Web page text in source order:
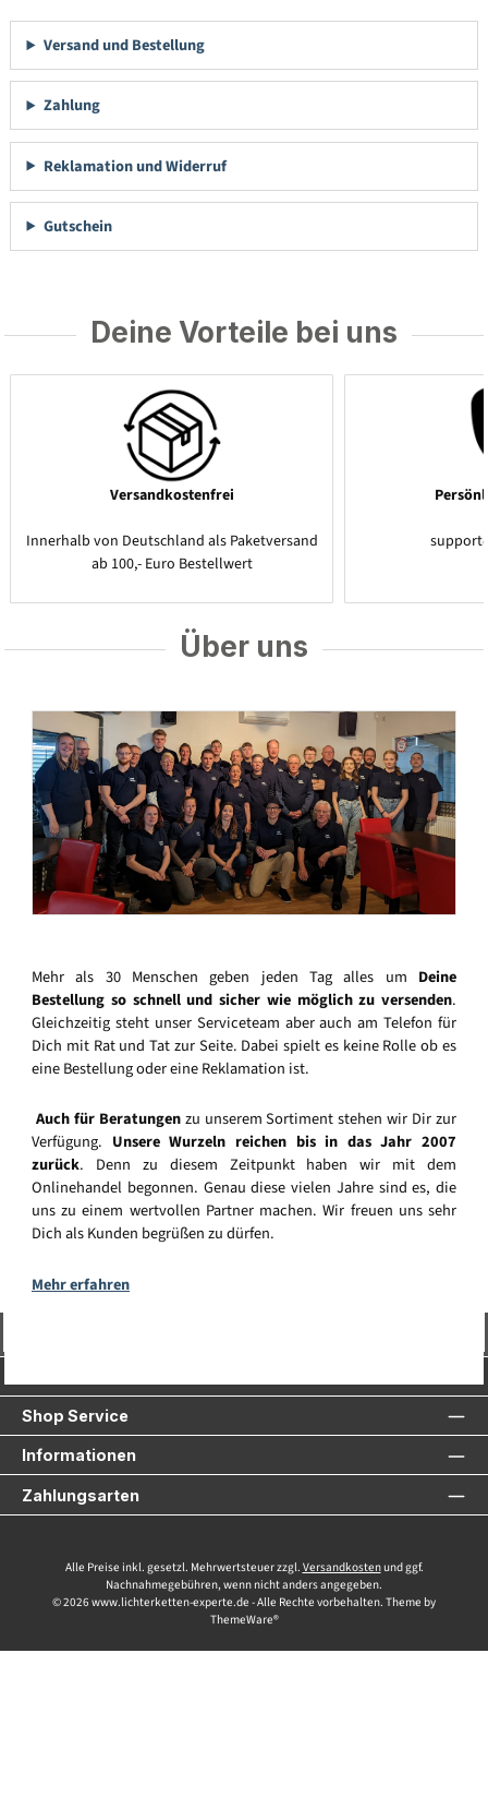
Versand und Bestellung
Zahlung
Reklamation und Widerruf
Gutschein
Deine Vorteile bei uns
Versandkostenfrei
Innerhalb von Deutschland als Paketversand
ab 100,- Euro Bestellwert
Über uns
Mehr als 30 Menschen geben jeden Tag alles um Deine
Bestellung so schnell und sicher wie möglich zu versenden.
Gleichzeitig steht unser Serviceteam aber auch am Telefon für
Dich mit Rat und Tat zur Seite. Dabei spielt es keine Rolle ob es
eine Bestellung oder eine Reklamation ist.
Auch für Beratungenzu unserem Sortiment stehen wir Dir zur
Verfügung. Unsere Wurzeln reichen bis in das Jahr 2007
zurück. Denn zu diesem Zeitpunkt haben wir mit dem
Onlinehandel begonnen. Genau diese vielen Jahre sind es, die
uns zu einem wertvollen Partner machen. Wir freuen uns sehr
Dich als Kunden begrüßen zu dürfen.
Mehr erfahren
Shop Service
Informationen
Zahlungsarten
Alle Preise inkl. gesetzl. Mehrwertsteuer zzgl. Versandkostenund ggf.
Nachnahmegebühren, wenn nicht anders angegeben.
© 2026 www.lichterketten-experte.de - Alle Rechte vorbehalten. Theme by
ThemeWare®